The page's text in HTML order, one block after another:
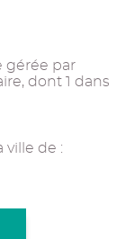
gérée par
dont 1 dans
ville de :